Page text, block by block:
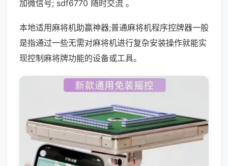
加微信号; sdf6770 随时交流 。
本地适用麻将机助赢神器;普通麻将机程序控牌器一般
是指通过一些无需对麻将机进行复杂安装操作就能实
现控制麻将牌功能的设备或工具。